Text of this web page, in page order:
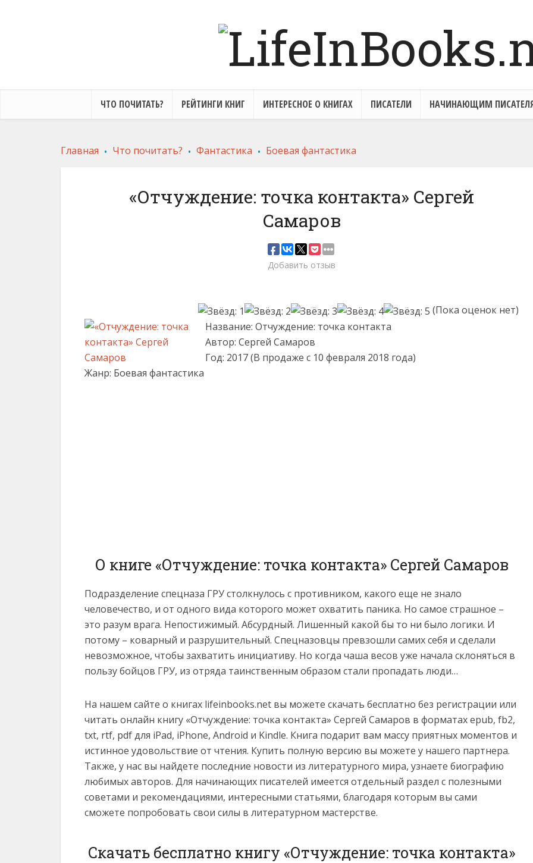
ЧТО ПОЧИТАТЬ? РЕЙТИНГИ КНИГ ИНТЕРЕСНОЕ О КНИГАХ ПИСАТЕЛИ НАЧИНАЮЩИМ
Главная . Что почитать? . Фантастика . Боевая фантастика
«Отчуждение: точка контакта» Сергей
Самаров
Добавить отзыв
(Пока оценок нет)
Название: Отчуждение: точка контакта
Автор: Сергей Самаров
Год: 2017 (В продаже с 10 февраля 2018 года)
Жанр: Боевая фантастика
О книге «Отчуждение: точка контакта» Сергей Самаров
Подразделение спецназа ГРУ столкнулось с противником, какого еще не знало
человечество, и от одного вида которого может охватить паника. Но самое страшное –
это разум врага. Непостижимый. Абсурдный. Лишенный какой бы то ни было логики. И
потому – коварный и разрушительный. Спецназовцы превзошли самих себя и сделали
невозможное, чтобы захватить инициативу. Но когда чаша весов уже начала склоняться в
пользу бойцов ГРУ, из отряда таинственным образом стали пропадать люди…
На нашем сайте о книгах lifeinbooks.net вы можете скачать бесплатно без регистрации или
читать онлайн книгу «Отчуждение: точка контакта» Сергей Самаров в форматах epub, fb2,
txt, rtf, pdf для iPad, iPhone, Android и Kindle. Книга подарит вам массу приятных моментов и
истинное удовольствие от чтения. Купить полную версию вы можете у нашего партнера.
Также, у нас вы найдете последние новости из литературного мира, узнаете биографию
любимых авторов. Для начинающих писателей имеется отдельный раздел с полезными
советами и рекомендациями, интересными статьями, благодаря которым вы сами
сможете попробовать свои силы в литературном мастерстве.
Скачать бесплатно книгу «Отчуждение: точка контакта»